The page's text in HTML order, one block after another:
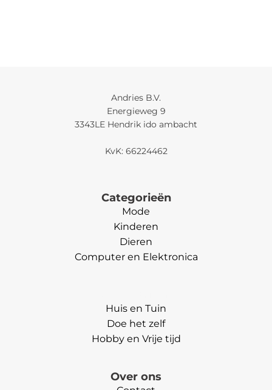
Andries B.V.
Energieweg 9
3343LE Hendrik ido ambacht
KvK: 66224462
Categorieën
Mode
Kinderen
Dieren
Computer en Elektronica
Huis en Tuin
Doe het zelf
Hobby en Vrije tijd
Over ons